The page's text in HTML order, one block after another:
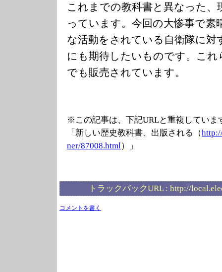
これまでの教科書と異なった、
っています。今回の大惨事で素
な活動をされている自衛隊に対
にも期待したいものです。これ
でも販売されています。
※この記事は、下記URLと重複していま
「新しい歴史教科書、出版される（
ner/87008.html ）」
トラックバックURL : http://
コメントを書く